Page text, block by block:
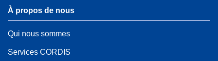
À propos de nous
Qui nous sommes
Services CORDIS